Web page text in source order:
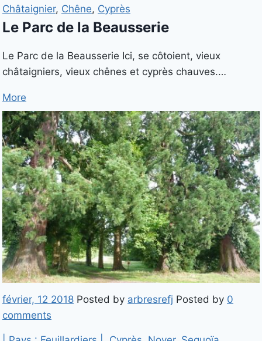
Châtaignier, Chêne, Cyprès
Le Parc de la Beausserie
Le Parc de la Beausserie Ici, se côtoient, vieux
châtaigniers, vieux chênes et cyprès chauves.…
More
février, 12 2018 Posted by arbresrefj Posted by 0
comments